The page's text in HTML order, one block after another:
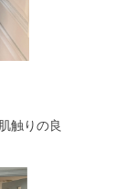
触りの良